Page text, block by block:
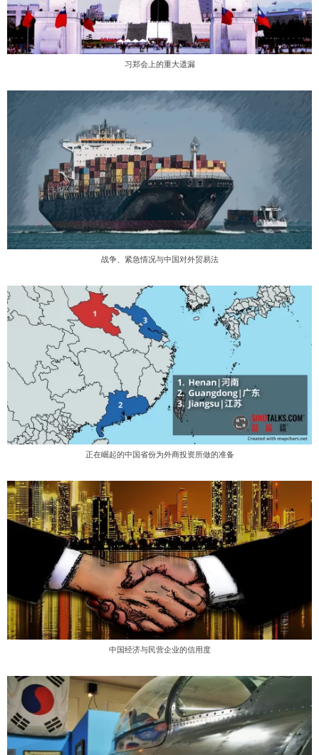
习郑会上的重大遗漏
战争、紧急情况与中国对外贸易法
正在崛起的中国省份为外商投资所做的准备
中国经济与民营企业的信用度